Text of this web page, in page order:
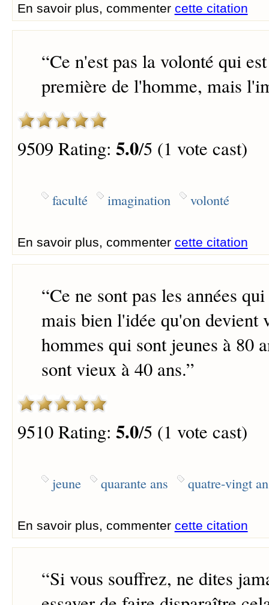
En savoir plus, commenter cette citation
“Ce n'est pas la volonté qui
première de l'homme, mais
9509 Rating: 5.0/5 (1 vote cast)
faculté imagination volonté
En savoir plus, commenter cette citation
“Ce ne sont pas les années
mais bien l'idée qu'on devient
hommes qui sont jeunes à 80
sont vieux à 40 ans.”
9510 Rating: 5.0/5 (1 vote cast)
jeune quarante ans quatre-vingt
En savoir plus, commenter cette citation
“Si vous souffrez, ne dites